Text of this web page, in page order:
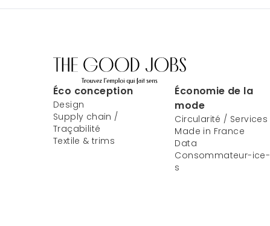
Éco conception
Design
Supply chain /
Traçabilité
Textile & trims
Économie de la
mode
Circularité / Services
Made in France
Data
Consommateur-ice-
s